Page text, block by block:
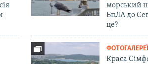
морський
БпЛА до
це?
ФОТОГАЛЕРЕЇ
Краса